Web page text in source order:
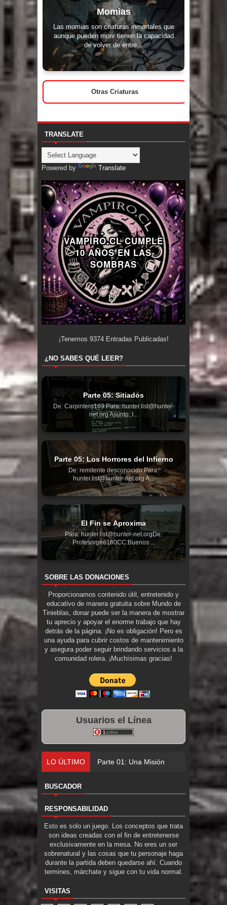
Momias
Las momias son criaturas inmortales que
aunque pueden morir tienen la capacidad
de volver de entre...
Otras Criaturas
TRANSLATE
Powered by Translate
VAMPIRO.CL CUMPLE
10 AÑOS EN LAS
SOMBRAS
¡Tenemos 9374Entradas Publicadas!
¿NO SABES QUÉ LEER?
Parte 05: Sitiados
De: Carpintero169 Para: hunter.list@hunter-
net.org Asunto: I...
Parte 05: Los Horrores del Infierno
De: remitente desconocido Para:
hunter.list@hunter-net.org A...
El Fin se Aproxima
Para: hunter.list@hunter-net.orgDe:
Profesorgeo160CC:Buenos ...
SOBRE LAS DONACIONES
Proporcionamos contenido útil, entretenido y
educativo de manera gratuita sobre Mundo de
Tinieblas, donar puede ser la manera de mostrar
tu aprecio y apoyar el enorme trabajo que hay
detrás de la página. ¡No es obligación! Pero es
una ayuda para cubrir costos de mantenimiento
y asegura poder seguir brindando servicios a la
comunidad rolera. ¡Muchísimas gracias!
Usuarios el Línea
LO ÚLTIMO Parte 01: Una Misión de Locos
BUSCADOR
RESPONSABILIDAD
Esto es solo un juego. Los conceptos que trata
son ideas creadas con el fin de entretenerse
exclusivamente en la mesa. No eres un ser
sobrenatural y las cosas que tu personaje haga
durante la partida deben quedarse ahí. Cuando
termines, márchate y sigue con tu vida normal.
VISITAS